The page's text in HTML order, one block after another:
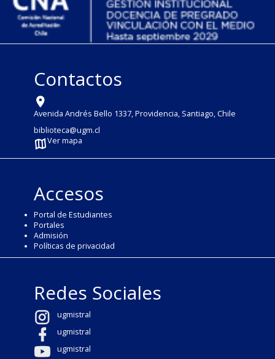
Contactos
Avenida Andrés Bello 1337, Providencia, Santiago, Chile
biblioteca@ugm.cl
Ver mapa
Accesos
Portal de Estudiantes
Portales
Admisión
Políticas de privacidad
Redes Sociales
ugmistral
ugmistral
ugmistral